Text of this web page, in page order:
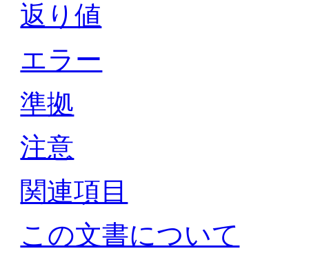
返り値
エラー
準拠
注意
関連項目
この文書について